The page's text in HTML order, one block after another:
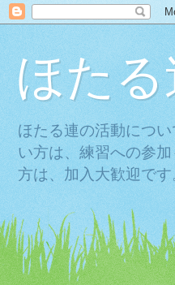
ほた
ほたる連の活動につ
い方は、練習への参
方は、加入大歓迎で